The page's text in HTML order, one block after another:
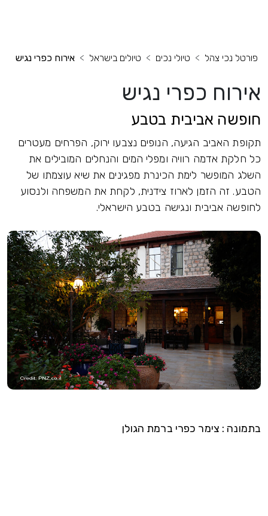
פורטל נכי צהל טיולי נכים טיולים בישראל אירוח כפרי נגיש
אירוח כפרי נגיש
חופשה אביבית בטבע
תקופת האביב הגיעה, הנופים נצבעו ירוק, הפרחים מעטרים
כל חלקת אדמה רוויה ומפלי המים והנחלים המובילים את
השלג המופשר לימת הכינרת מפגינים את שיא עוצמתו של
הטבע. זה הזמן לארוז צידנית, לקחת את המשפחה ולנסוע
לחופשה אביבית ונגישה בטבע הישראלי.
בתמונה : צימר כפרי ברמת הגולן